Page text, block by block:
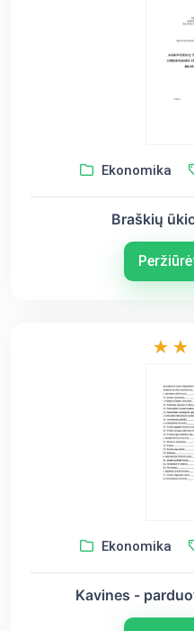
Ekonomika
Braškių
Ekonomika
Kavines -